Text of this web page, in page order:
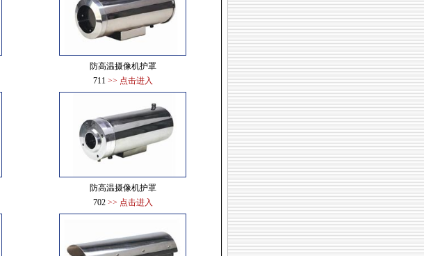
防高温摄像机护罩
711 >> 点击进入
防高温摄像机护罩
702 >> 点击进入